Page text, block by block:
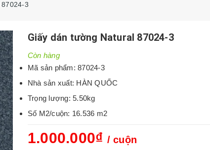
3
Giấy dán tường Natural 87024-3
Còn hàng
Mã sản phẩm: 87024-3
Nhà sản xuất: HÀN QUỐC
Trọng lượng: 5.50kg
Số M2/cuộn: 16.536 m2
1.000.000₫ / cuộn